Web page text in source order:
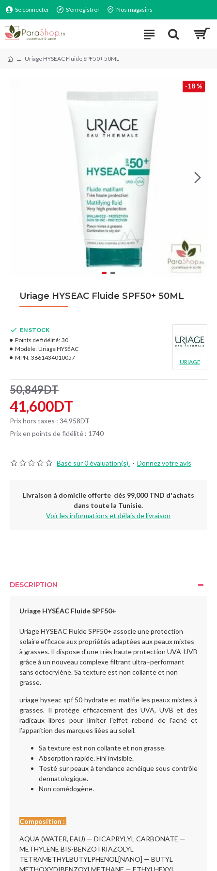
Se connecter S'enregistrer Nos magasins
Uriage HYSEAC Fluide SPF50+ 50ML
-18 %
Uriage HYSEAC Fluide SPF50+ 50ML
Basé sur 0 évaluation(s). - Donnez votre avis
41,600DT
50,849DT
Prix hors taxes : 34,958DT
Prix en points de fidélité : 1740
EN STOCK
Points de fidélité: 30
Modèle: Uriage HYSÉAC
MPN: 3661434010057
URIAGE
Livraison à domicile offerte dès 99,000 TND d'achats
dans toute la Tunisie.
Voir les informations et délais de livraison
DESCRIPTION
Uriage HYSÉAC Fluide SPF50+
Uriage HYSEAC Fluide SPF50+ associe une protection
solaire efficace aux propriétés adaptées aux peaux mixtes
à grasses. Il dispose d'une très haute protection UVA-UVB
grâce à un nouveau complexe filtrant ultra–performant
sans octocrylène. Sa texture est non collante et non
grasse.
uriage hyseac spf 50 hydrate et matifie les peaux mixtes à
grasses. Il protège efficacement des UVA, UVB et des
radicaux libres pour limiter l'effet rebond de l'acné et
l’apparition des marques liées au soleil.
Sa texture est non collante et non grasse.
Absorption rapide. Fini invisible.
Testé sur peaux à tendance acnéique sous contrôle
dermatologique.
Non comédogène.
Composition :
AQUA (WATER, EAU) — DICAPRYLYL CARBONATE —
METHYLENE BIS-BENZOTRIAZOLYL
TETRAMETHYLBUTYLPHENOL[NANO] — BUTYL
METHOXYDIBENZOYLMETHANE — ETHYLHEXYL